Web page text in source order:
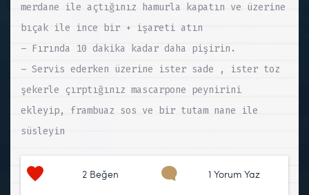
merdane ile açtığınız hamurla kapatın ve üzerine
bıçak ile ince bir + işareti atın
– Fırında 10 dakika kadar daha pişirin.
– Servis ederken üzerine ister sade , ister toz
şekerle çırptığınız mascarpone peynirini
ekleyip, frambuaz sos ve bir tutam nane ile
süsleyin
2 Beğen 1 Yorum Yaz